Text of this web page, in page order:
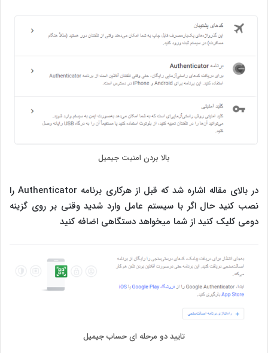
بالا بردن امنیت جیمیل
در بالای مقاله اشاره شد که قبل از هرکاری برنامه Authenticator‏ را
نصب کنید حال اگر با سیستم عامل وارد شدید وقتی بر روی گزینه
دومی کلیک کنید از شما میخواهد دستگاهی اضافه کنید
تایید دو مرحله ای حساب جیمیل